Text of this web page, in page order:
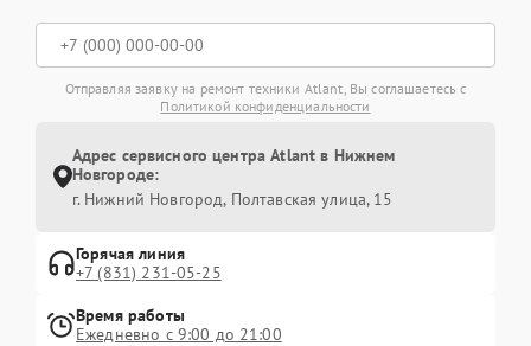
Отправляя заявку на ремонт техники Atlant, Вы соглашаетесь с
Политикой конфиденциальности
Адрес сервисного центра Atlant в Нижнем
Новгороде:
г. Нижний Новгород, Полтавская улица, 15
Горячая линия
+7 (831) 231-05-25
Время работы
Ежедневно с 9:00 до 21:00